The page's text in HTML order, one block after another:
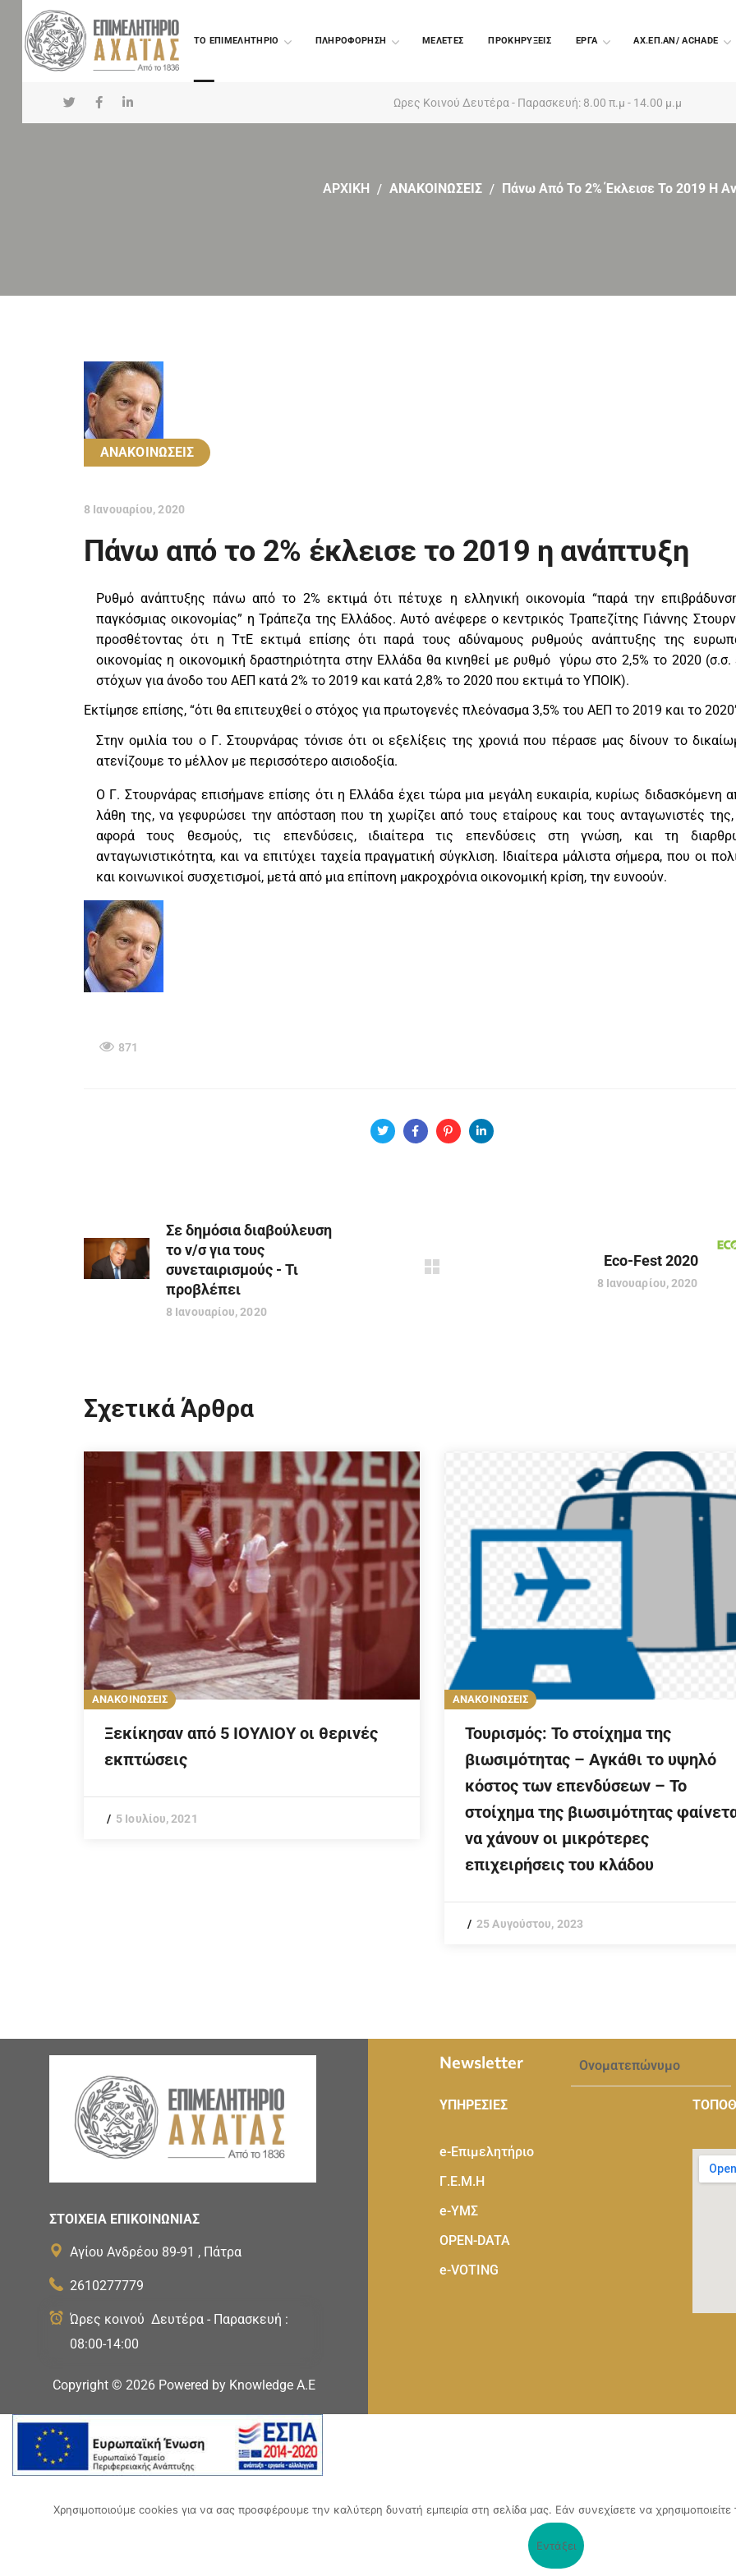
TO ΕΠΙΜΕΛΗΤΗΡΙΟ ΠΛΗΡΟΦΟΡΗΣΗ ΜΕΛΕΤΕΣ ΠΡΟΚΗΡΥΞΕΙΣ EΡΓΑ ΑΧ.ΕΠ.ΑΝ/ ACHADE
Ωρες Κοινού Δευτέρα - Παρασκευή: 8.00 π.μ - 14.00 μ.μ
ΑΡΧΙΚΗ ΑΝΑΚΟΙΝΩΣΕΙΣ Πάνω Από Το 2% Έκλεισε Το 2019 Η
ΑΝΑΚΟΙΝΩΣΕΙΣ
8 Ιανουαρίου, 2020
Πάνω από το 2% έκλεισε το 2019 η ανάπτυξη
Ρυθμό ανάπτυξης πάνω από το 2% εκτιμά ότι πέτυχε η ελληνική οικονομία “παρά την
παγκόσμιας οικονομίας” η Τράπεζα της Ελλάδος. Αυτό ανέφερε ο κεντρικός Τραπεζίτης Γιάννης
προσθέτοντας ότι η ΤτΕ εκτιμά επίσης ότι παρά τους αδύναμους ρυθμούς ανάπτυξης της
οικονομίας η οικονομική δραστηριότητα στην Ελλάδα θα κινηθεί με ρυθμό γύρω στο 2,5% το 2020 (σ.σ.
στόχων για άνοδο του ΑΕΠ κατά 2% το 2019 και κατά 2,8% το 2020 που εκτιμά το ΥΠΟΙΚ).
Εκτίμησε επίσης, “ότι θα επιτευχθεί ο στόχος για πρωτογενές πλεόνασμα 3,5% του ΑΕΠ το 2019 και το
Στην ομιλία του ο Γ. Στουρνάρας τόνισε ότι οι εξελίξεις της χρονιά που πέρασε μας δίνουν το
ατενίζουμε το μέλλον με περισσότερο αισιοδοξία.
Ο Γ. Στουρνάρας επισήμανε επίσης ότι η Ελλάδα έχει τώρα μια μεγάλη ευκαιρία, κυρίως διδασκόμενη
λάθη της, να γεφυρώσει την απόσταση που τη χωρίζει από τους εταίρους και τους ανταγωνιστές
αφορά τους θεσμούς, τις επενδύσεις, ιδιαίτερα τις επενδύσεις στη γνώση, και τη
ανταγωνιστικότητα, και να επιτύχει ταχεία πραγματική σύγκλιση. Ιδιαίτερα μάλιστα σήμερα, που οι
και κοινωνικοί συσχετισμοί, μετά από μια επίπονη μακροχρόνια οικονομική κρίση, την ευνοούν.
871
Σε δημόσια διαβούλευση
το ν/σ για τους
συνεταιρισμούς - Τι
προβλέπει
8 Ιανουαρίου, 2020
Eco-Fest 2020
8 Ιανουαρίου, 2020
Σχετικά Άρθρα
ΑΝΑΚΟΙΝΩΣΕΙΣ
Ξεκίκησαν από 5 ΙΟΥΛΙΟΥ οι θερινές
εκπτώσεις
5 Ιουλίου, 2021
ΑΝΑΚΟΙΝΩΣΕΙΣ
Τουρισμός: Το στοίχημα της
βιωσιμότητας – Αγκάθι το υψηλό
κόστος των επενδύσεων – Το
στοίχημα της βιωσιμότητας
να χάνουν οι μικρότερες
επιχειρήσεις του κλάδου
25 Αυγούστου, 2023
ΣΤΟΙΧΕΙΑ ΕΠΙΚΟΙΝΩΝΙΑΣ
Αγίου Ανδρέου 89-91 , Πάτρα
2610277779
Ώρες κοινού Δευτέρα - Παρασκευή :
08:00-14:00
Copyright © 2026 Powered by Knowledge A.E
Newsletter
ΥΠΗΡΕΣΙΕΣ
e-Eπιμελητήριο
Γ.Ε.Μ.Η
e-ΥΜΣ
OPEN-DATA
e-VOTING
«Ψηφιακό Οικοσύστημα Επιχειρηματικότητας του Επιμελητηρίου Αχαΐας» (ΟΠΣ 5045300)
Επιχειρησιακό Πρόγραμμα «Δυτική Ελλάδα 2014-2020».
Συγχρηματοδοτείται από την Ευρωπαϊκή Ένωση (Ευρωπαϊκό Ταμείο Περιφερειακής Ανάπτυξης ΕΤΠΑ) και από
Χρησιμοποιούμε cookies για να σας προσφέρουμε την καλύτερη δυνατή εμπειρία στη σελίδα μας. Εάν συνεχίσετε να
Εντάξει